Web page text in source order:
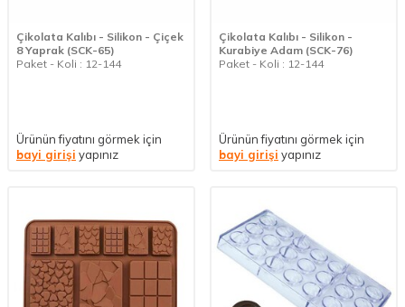
Çikolata Kalıbı - Silikon - Çiçek
8 Yaprak (SCK-65)
Paket - Koli : 12-144
Ürünün fiyatını görmek için
bayi girişi yapınız
Çikolata Kalıbı - Silikon -
Kurabiye Adam (SCK-76)
Paket - Koli : 12-144
Ürünün fiyatını görmek için
bayi girişi yapınız